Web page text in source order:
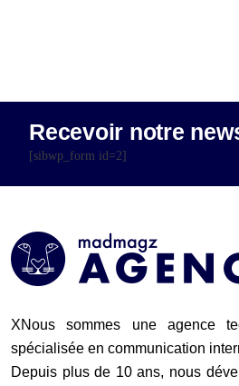
Recevoir notre
[sibwp_form id=2]
XNous sommes une agence
spécialisée en communication
Depuis plus de 10 ans, nous